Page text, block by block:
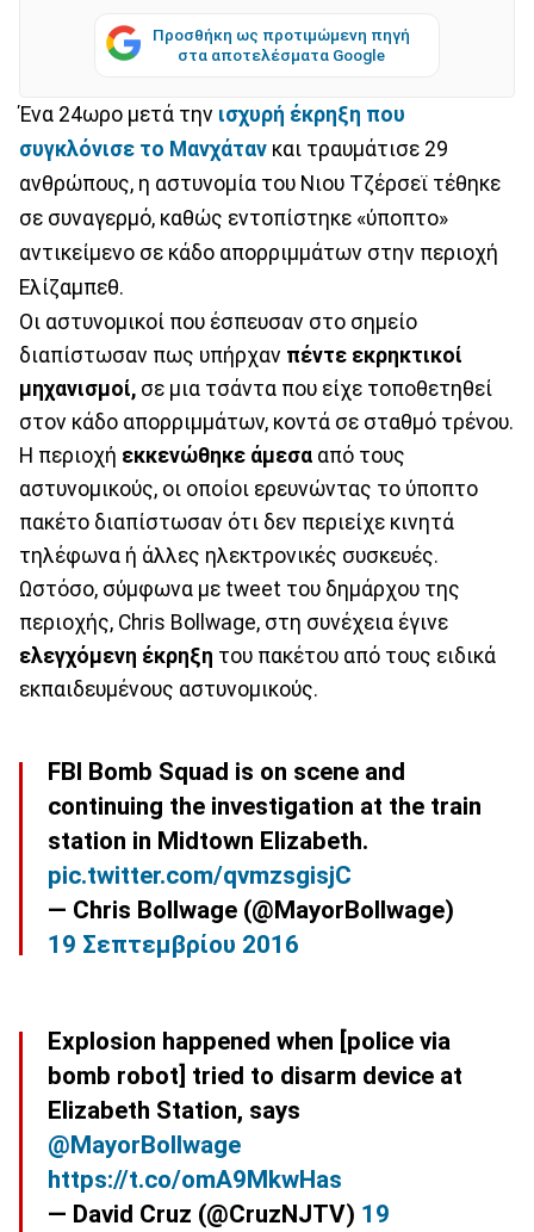
Προσθήκη ως προτιμώμενη πηγή
στα αποτελέσματα Google
Ένα 24ωρο μετά την ισχυρή έκρηξη που
συγκλόνισε το Μανχάταν και τραυμάτισε 29
ανθρώπους, η αστυνομία του Νιου Τζέρσεϊ τέθηκε
σε συναγερμό, καθώς εντοπίστηκε «ύποπτο»
αντικείμενο σε κάδο απορριμμάτων στην περιοχή
Ελίζαμπεθ.
Οι αστυνομικοί που έσπευσαν στο σημείο
διαπίστωσαν πως υπήρχαν πέντε εκρηκτικοί
μηχανισμοί, σε μια τσάντα που είχε τοποθετηθεί
στον κάδο απορριμμάτων, κοντά σε σταθμό τρένου.
Η περιοχή εκκενώθηκε άμεσα από τους
αστυνομικούς, οι οποίοι ερευνώντας το ύποπτο
πακέτο διαπίστωσαν ότι δεν περιείχε κινητά
τηλέφωνα ή άλλες ηλεκτρονικές συσκευές.
Ωστόσο, σύμφωνα με tweet του δημάρχου της
περιοχής, Chris Bollwage, στη συνέχεια έγινε
ελεγχόμενη έκρηξη του πακέτου από τους ειδικά
εκπαιδευμένους αστυνομικούς.
FBI Bomb Squad is on scene and
continuing the investigation at the train
station in Midtown Elizabeth.
pic.twitter.com/qvmzsgisjC
— Chris Bollwage (@MayorBollwage)
19 Σεπτεμβρίου 2016
Explosion happened when [police via
bomb robot] tried to disarm device at
Elizabeth Station, says
@MayorBollwage
https://t.co/omA9MkwHas
— David Cruz (@CruzNJTV) 19